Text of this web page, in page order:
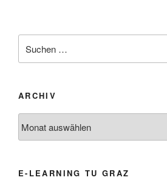
nach:
ARCHIV
E-LEARNING TU GRAZ